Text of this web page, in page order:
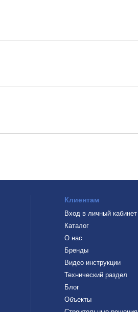
Клиентам
Вход в личный кабинет
Каталог
О нас
Бренды
Видео инструкции
Технический раздел
Блог
Объекты